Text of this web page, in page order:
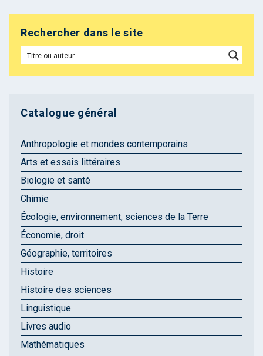
Rechercher dans le site
Catalogue général
Anthropologie et mondes contemporains
Arts et essais littéraires
Biologie et santé
Chimie
Écologie, environnement, sciences de la Terre
Économie, droit
Géographie, territoires
Histoire
Histoire des sciences
Linguistique
Livres audio
Mathématiques